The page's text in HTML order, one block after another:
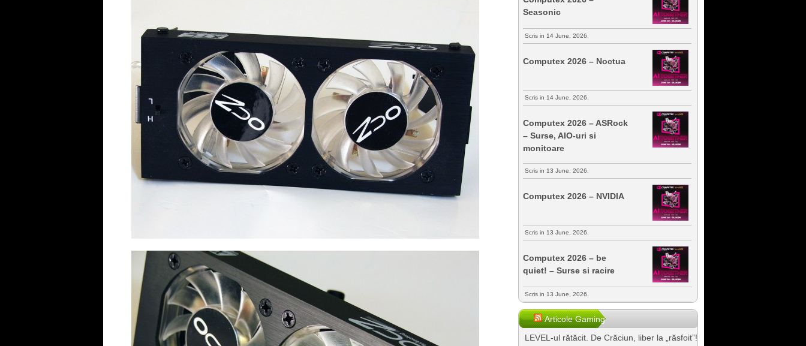
Seasonic
Scris in 14 June, 2026.
Computex 2026 – Noctua
Scris in 14 June, 2026.
Computex 2026 – ASRock
– Surse, AIO-uri si
monitoare
Scris in 13 June, 2026.
Computex 2026 – NVIDIA
Scris in 13 June, 2026.
Computex 2026 – be
quiet! – Surse si racire
Scris in 13 June, 2026.
Articole Gaming
LEVEL-ul rătăcit. De Crăciun, liber la „răsfoit”!